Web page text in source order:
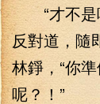
“才不是呢
反對道，隨
林錚，“你
呢？！”